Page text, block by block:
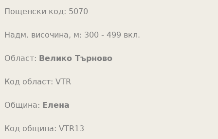
Пощенски код: 5070
Надм. височина, м: 300 - 499 вкл.
Област: Велико Търново
Код област: VTR
Община: Елена
Код община: VTR13